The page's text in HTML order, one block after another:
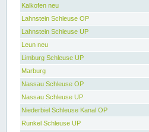
Kalkofen neu
Lahnstein Schleuse OP
Lahnstein Schleuse UP
Leun neu
Limburg Schleuse UP
Marburg
Nassau Schleuse OP
Nassau Schleuse UP
Niederbiel Schleuse Kanal OP
Runkel Schleuse UP